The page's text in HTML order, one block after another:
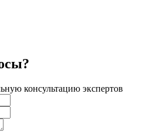
консультацию экспертов